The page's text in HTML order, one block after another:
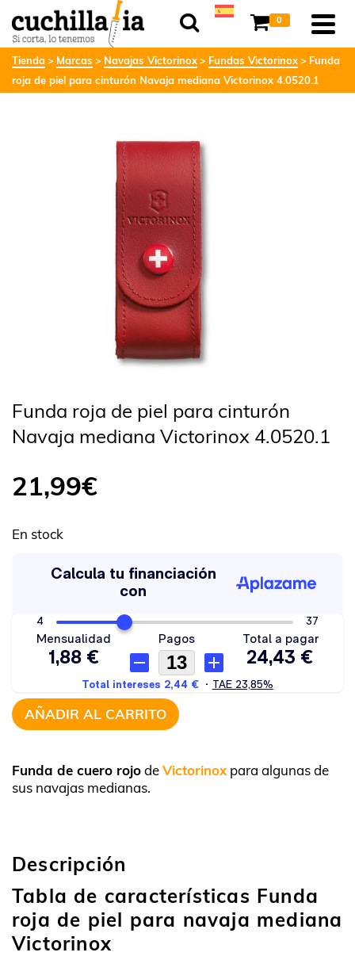
0
Tienda Marcas Navajas Victorinox Fundas Victorinox
Funda
roja de piel para cinturón Navaja mediana Victorinox 4.0520.1
Funda roja de piel para cinturón
Navaja mediana Victorinox 4.0520.1
21,99€
En stock
AÑADIR AL CARRITO
Funda de cuero rojodeVictorinox para algunas de
sus navajas medianas.
Descripción
Tabla de características Funda
roja de piel para navaja mediana
Victorinox